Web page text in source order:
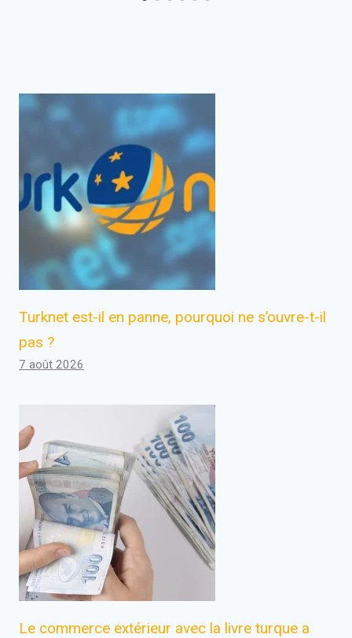
Turknet est-il en panne, pourquoi ne s’ouvre-t-il
pas ?
7 août 2026
Le commerce extérieur avec la livre turque a